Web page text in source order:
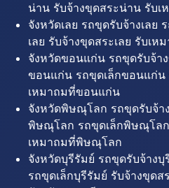
น่าน รับจ้างขุดสระน่าน รับ
จังหวัดเลย รถขุดรับจ้างเลย
เลย รับจ้างขุดสระเลย รับเห
จังหวัดขอนแก่น รถขุดรับจ้า
ขอนแก่น รถขุดเล็กขอนแก่น
เหมาถมที่ขอนแก่น
จังหวัดพิษณุโลก รถขุดรับจ้
พิษณุโลก รถขุดเล็กพิษณุโล
เหมาถมที่พิษณุโลก
จังหวัดบุรีรัมย์ รถขุดรับจ้าง
รถขุดเล็กบุรีรัมย์ รับจ้างขุด